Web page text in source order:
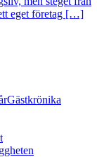
eget företag […]
Gästkrönika